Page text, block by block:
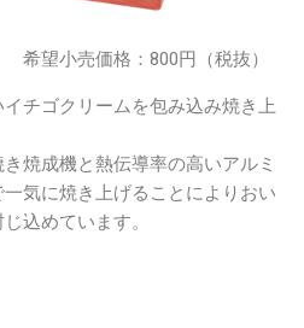
希望小売価格：800円（税抜）
チゴクリームを包み込み焼き上
焼成機と熱伝導率の高いアルミ
気に焼き上げることによりおい
込めています。